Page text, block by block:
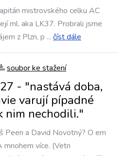
mistrovského celku AC
ml. aka LK37. Probrali jsme
z Plzn, p ... číst dále
soubor ke stažení
- "nastává doba,
varují pípadné
nim nechodili."
Peen a David Novotný? O em
více. (Vetn